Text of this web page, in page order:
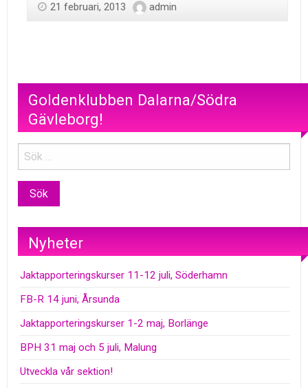
21 februari, 2013 admin
Goldenklubben Dalarna/Södra
Gävleborg!
Nyheter
Jaktapporteringskurser 11-12 juli, Söderhamn
FB-R 14 juni, Årsunda
Jaktapporteringskurser 1-2 maj, Borlänge
BPH 31 maj och 5 juli, Malung
Utveckla vår sektion!